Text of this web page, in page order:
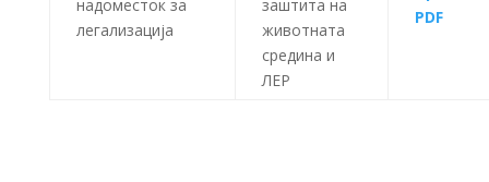
надоместок за
легализација
заштита на
животната
средина и
ЛЕР
PDF